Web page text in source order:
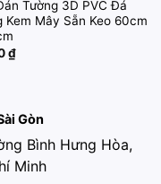
Tường 3D PVC Đá
Kem Mây Sẵn Keo 60cm
₫
Gòn
Bình Hưng Hòa,
Minh